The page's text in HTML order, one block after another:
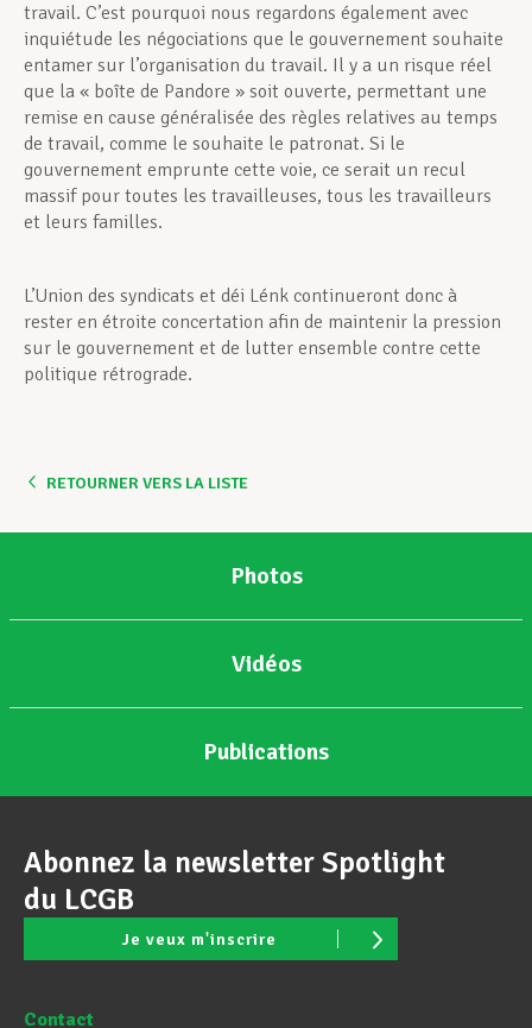
travail. C’est pourquoi nous regardons également avec
inquiétude les négociations que le gouvernement souhaite
entamer sur l’organisation du travail. Il y a un risque réel
que la « boîte de Pandore » soit ouverte, permettant une
remise en cause généralisée des règles relatives au temps
de travail, comme le souhaite le patronat. Si le
gouvernement emprunte cette voie, ce serait un recul
massif pour toutes les travailleuses, tous les travailleurs
et leurs familles.
L’Union des syndicats et déi Lénk continueront donc à
rester en étroite concertation afin de maintenir la pression
sur le gouvernement et de lutter ensemble contre cette
politique rétrograde.
RETOURNER VERS LA LISTE
Photos
Vidéos
Publications
Abonnez la newsletter Spotlight
du LCGB
Je veux m'inscrire
Contact